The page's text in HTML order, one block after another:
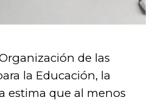
de las
la Educación, la
estima que al menos